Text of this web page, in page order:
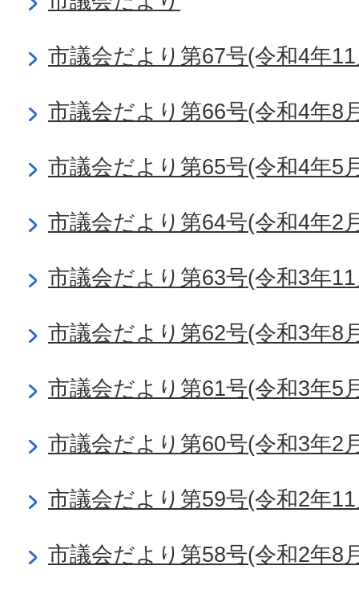
市議会だより第67号(令和4年
市議会だより第66号(令和4年8
市議会だより第65号(令和4年5
市議会だより第64号(令和4年2
市議会だより第63号(令和3年
市議会だより第62号(令和3年8
市議会だより第61号(令和3年5
市議会だより第60号(令和3年2
市議会だより第59号(令和2年
市議会だより第58号(令和2年8